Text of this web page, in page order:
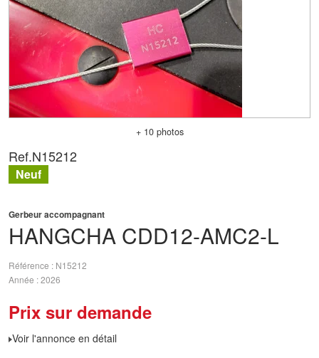
+ 10 photos
HANGCHA CDD12-AMC2-L
Gerbeur accompagnant
Référence
N15212
Année 2026
Prix sur demande
Voir l'annonce en détail
Ref.N15212
Neuf